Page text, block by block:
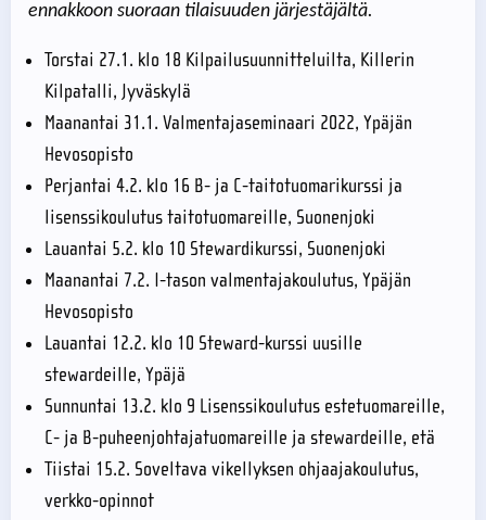
ennakkoon suoraan tilaisuuden järjestäjältä.
Torstai 27.1. klo 18 Kilpailusuunnitteluilta, Killerin
Kilpatalli, Jyväskylä
Maanantai 31.1. Valmentajaseminaari 2022, Ypäjän
Hevosopisto
Perjantai 4.2. klo 16 B- ja C-taitotuomarikurssi ja
lisenssikoulutus taitotuomareille, Suonenjoki
Lauantai 5.2. klo 10 Stewardikurssi, Suonenjoki
Maanantai 7.2. I-tason valmentajakoulutus, Ypäjän
Hevosopisto
Lauantai 12.2. klo 10 Steward-kurssi uusille
stewardeille, Ypäjä
Sunnuntai 13.2. klo 9 Lisenssikoulutus estetuomareille,
C- ja B-puheenjohtajatuomareille ja stewardeille, etä
Tiistai 15.2. Soveltava vikellyksen ohjaajakoulutus,
verkko-opinnot